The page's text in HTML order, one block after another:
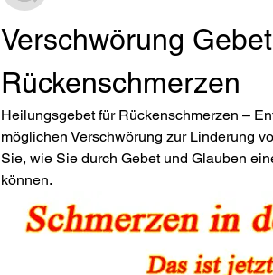
Verschwörung
Rückenschmerzen
Heilungsgebet für Rückenschmerzen –
möglichen Verschwörung zur Linderung
Sie, wie Sie durch Gebet und Glauben
können.